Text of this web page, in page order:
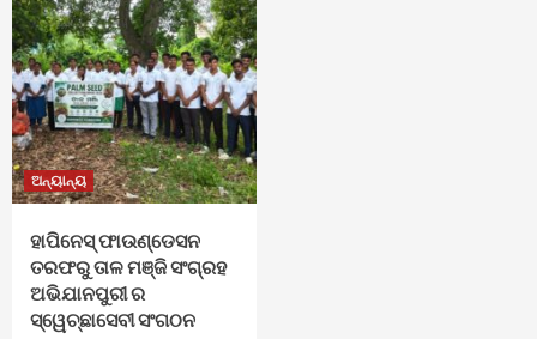
ଅନ୍ୟାନ୍ୟ
ହାପିନେସ୍ ଫାଉଣ୍ଡେସନ
ତରଫରୁ ତାଳ ମଞ୍ଜି ସଂଗ୍ରହ
ଅଭିଯାନପୁରୀ ର
ସ୍ୱେଚ୍ଛାସେବୀ ସଂଗଠନ